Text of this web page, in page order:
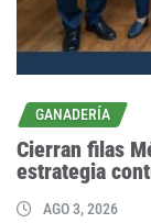
GANADERÍA
Cierran filas
estrategia
AGO 3, 2026